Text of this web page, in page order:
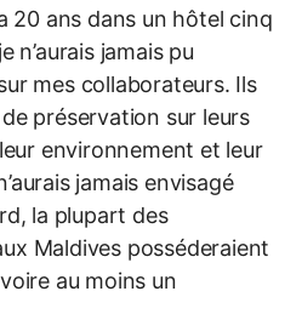
20 ans dans un hôtel cinq
n’aurais jamais pu
mes collaborateurs. Ils
préservation sur leurs
environnement et leur
jamais envisagé
la plupart des
Maldives posséderaient
au moins un